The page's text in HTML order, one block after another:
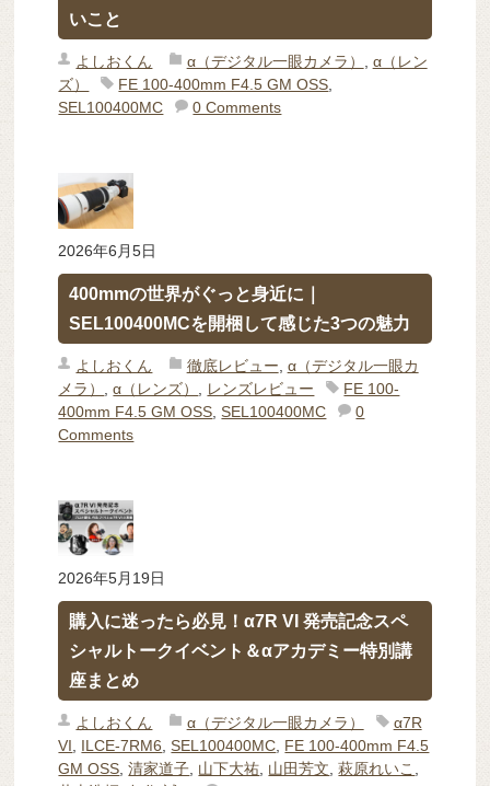
いこと
よしおくん α（デジタル一眼カメラ）
α（レン
ズ）
FE 100-400mm F4.5 GM OSS
SEL100400MC
0 Comments
2026年6月5日
400mmの世界がぐっと身近に｜
SEL100400MCを開梱して感じた3つの魅力
よしおくん 徹底レビュー α（デジタル一眼カ
メラ）
,α（レンズ） レンズレビュー
FE 100-
400mm F4.5 GM OSS ,SEL100400MC
0
Comments
2026年5月19日
購入に迷ったら必見！α7R VI 発売記念スペ
シャルトークイベント＆αアカデミー特別講
座まとめ
よしおくん α（デジタル一眼カメラ）
α7R
VI
ILCE-7RM6 ,SEL100400MC FE 100-400mm F4.5
GM OSS ,清家道子 山下大祐 山田芳文 ,萩原れいこ